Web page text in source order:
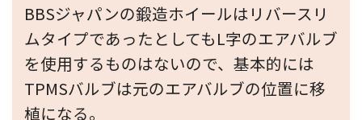
BBSジャパンの鍛造ホイールはリバースリ
ムタイプであったとしてもL字のエアバルブ
を使用するものはないので、基本的には
TPMSバルブは元のエアバルブの位置に移
植になる。